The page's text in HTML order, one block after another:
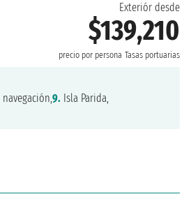
Exteriór desde
$139,210
precio por persona Tasas portuarias
navegación,9. Isla Parida,